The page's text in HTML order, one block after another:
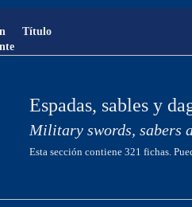
Título
Espadas, sables y
Military swords, sabers
Esta sección contiene 321 fichas.